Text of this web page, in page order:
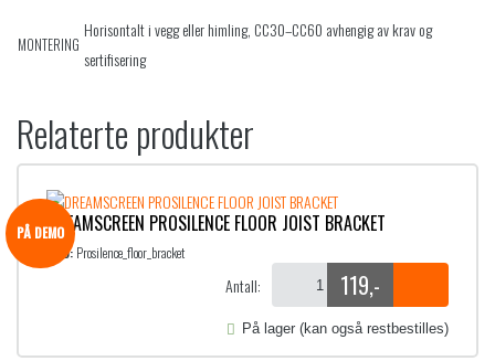
MONTERING
Horisontalt i vegg eller himling, CC30–CC60 avhengig av krav og
sertifisering
Relaterte produkter
PÅ DEMODREAMSCREEN PROSILENCE FLOOR JOIST BRACKET
SKU: Prosilence_floor_bracket
Antall: 119,-
På lager (kan også restbestilles)